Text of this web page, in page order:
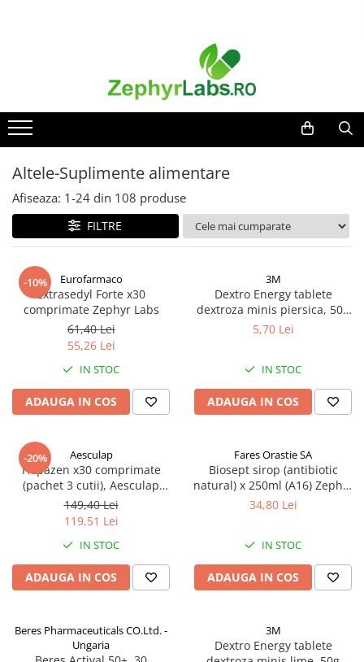
Alimentatie sanatoasa
Alimente
Dieta
Ceaiuri
Altele-Alimentatie sanatoasa
Mama si copil
Ingrijire și cosmetice
Scutece si servetele
Cosmetice copii
Protectie anti-insecte
Hrana pentru bebelusi
Produse antiparazitare
Sarcina si alaptare
Altele-Mama si copil
Produse pentru ingrijire si
frumusete
Ingrijire ten
Ingrijire maini si picioare
Ingrijire par
Igiena intima
Altele-Suplimente alimentare
Afiseaza: 1-24 din 108 produse
FILTRE
-10% Eurofarmaco
Extrasedyl Forte x30
comprimate Zephyr Labs
61,40 Lei
55,26 Lei
IN STOC
ADAUGA IN COS
3M
Dextro Energy tablete
dextroza minis piersica, 50g
Zephyr Labs
5,70 Lei
IN STOC
ADAUGA IN COS
-20% Aesculap
Hepazen x30 comprimate
(pachet 3 cutii), Aesculap
Zephyr Labs
149,40 Lei
119,51 Lei
IN STOC
ADAUGA IN COS
Fares Orastie SA
Biosept sirop (antibiotic
natural) x 250ml (A16) Zephyr
Labs
34,80 Lei
IN STOC
ADAUGA IN COS
Beres Pharmaceuticals CO.Ltd. -
Ungaria
3M
Dextro Energy tablete